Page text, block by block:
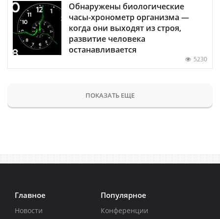
Обнаружены биологические
часы-хронометр организма —
когда они выходят из строя,
развитие человека
останавливается
5230
ПОКАЗАТЬ ЕЩЕ
Главное
Новости
Популярное
Конференции